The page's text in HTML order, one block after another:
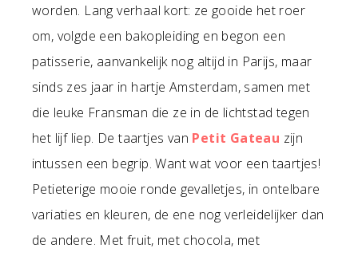
worden. Lang verhaal kort: ze gooide het roer
om, volgde een bakopleiding en begon een
patisserie, aanvankelijk nog altijd in Parijs, maar
sinds zes jaar in hartje Amsterdam, samen met
die leuke Fransman die ze in de lichtstad tegen
het lijf liep. De taartjes van Petit Gateau zijn
intussen een begrip. Want wat voor een taartjes!
Petieterige mooie ronde gevalletjes, in ontelbare
variaties en kleuren, de ene nog verleidelijker dan
de andere. Met fruit, met chocola, met